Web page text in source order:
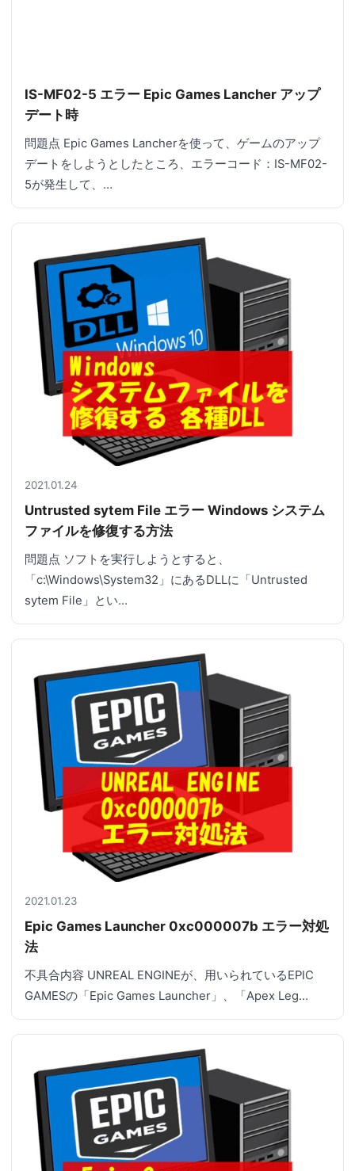
IS-MF02-5 エラー Epic Games Lancher アップ
デート時
問題点 Epic Games Lancherを使って、ゲームのアップ
デートをしようとしたところ、エラーコード：IS-MF02-
5が発生して、…
2021.01.24
Untrusted sytem File エラー Windows システム
ファイルを修復する方法
問題点 ソフトを実行しようとすると、
「c:\Windows\System32」にあるDLLに「Untrusted
sytem File」とい…
2021.01.23
Epic Games Launcher 0xc000007b エラー対処
法
不具合内容 UNREAL ENGINEが、用いられているEPIC
GAMESの「Epic Games Launcher」、「Apex Leg…